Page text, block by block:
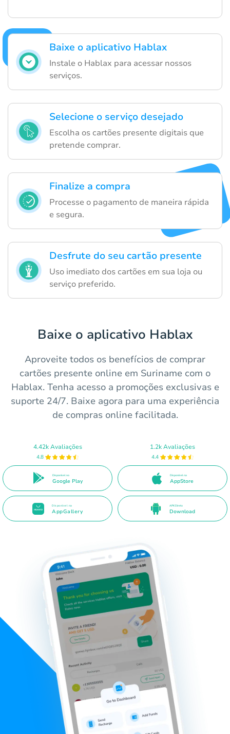
Baixe o aplicativo Hablax
Instale o Hablax para acessar nossos
serviços.
Selecione o serviço desejado
Escolha os cartões presente digitais que
pretende comprar.
Finalize a compra
Processe o pagamento de maneira rápida
e segura.
Desfrute do seu cartão presente
Uso imediato dos cartões em sua loja ou
serviço preferido.
Baixe o aplicativo Hablax
Aproveite todos os benefícios de comprar
cartões presente online em Suriname com o
Hablax. Tenha acesso a promoções exclusivas e
suporte 24/7. Baixe agora para uma experiência
de compras online facilitada.
4.42k Avaliações
4.8
Disponível no
Google Play
1.2k Avaliações
4.4
Disponível na
AppStore
Disponível na
AppGallery
APK Direto
Download